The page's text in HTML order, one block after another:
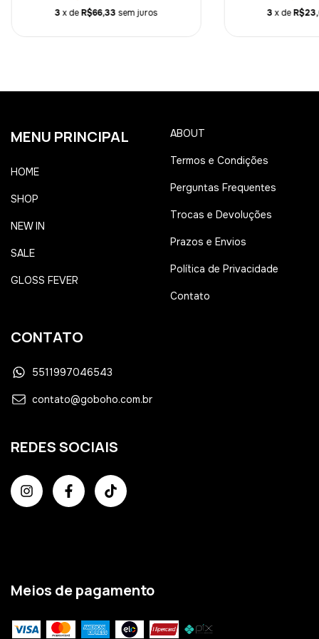
3 x deR$66,33 sem juros
3 x de
MENU PRINCIPAL
HOME
SHOP
NEW IN
SALE
GLOSS FEVER
ABOUT
Termos e Condições
Perguntas Frequentes
Trocas e Devoluções
Prazos e Envios
Política de Privacidade
Contato
CONTATO
5511997046543
contato@goboho.com.br
REDES SOCIAIS
Meios de pagamento